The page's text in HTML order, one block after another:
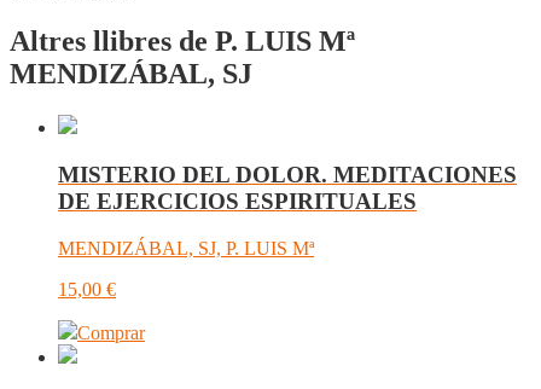
Altres llibres de P. LUIS Mª
MENDIZÁBAL, SJ
MISTERIO DEL DOLOR. MEDITACIONES
DE EJERCICIOS ESPIRITUALES
MENDIZÁBAL, SJ, P. LUIS Mª
15,00 €
Comprar